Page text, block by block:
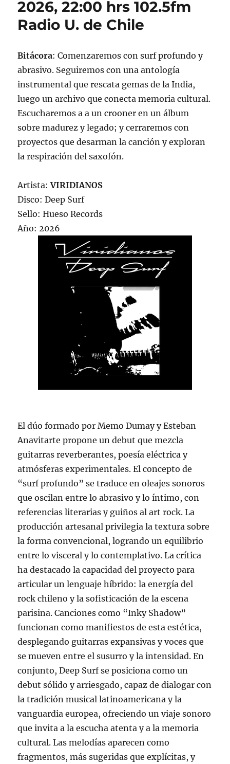
junio
2026, 22:00 hrs 102.5fm
Radio U. de Chile
Bitácora: Comenzaremos con surf profundo y
abrasivo. Seguiremos con una antología
instrumental que rescata gemas de la India,
luego un archivo que conecta memoria cultural.
Escucharemos a a un crooner en un álbum
sobre madurez y legado; y cerraremos con
proyectos que desarman la canción y exploran
la respiración del saxofón.
Artista:VIRIDIANOS
Disco: Deep Surf
Sello: Hueso Records
Año: 2026
El dúo formado por Memo Dumay y Esteban
Anavitarte propone un debut que mezcla
guitarras reverberantes, poesía eléctrica y
atmósferas experimentales. El concepto de
“surf profundo” se traduce en oleajes sonoros
que oscilan entre lo abrasivo y lo íntimo, con
referencias literarias y guiños al art rock. La
producción artesanal privilegia la textura sobre
la forma convencional, logrando un equilibrio
entre lo visceral y lo contemplativo. La crítica
ha destacado la capacidad del proyecto para
articular un lenguaje híbrido: la energía del
rock chileno y la sofisticación de la escena
parisina. Canciones como “Inky Shadow”
funcionan como manifiestos de esta estética,
desplegando guitarras expansivas y voces que
se mueven entre el susurro y la intensidad. En
conjunto, Deep Surf se posiciona como un
debut sólido y arriesgado, capaz de dialogar con
la tradición musical latinoamericana y la
vanguardia europea, ofreciendo un viaje sonoro
que invita a la escucha atenta y a la memoria
cultural. Las melodías aparecen como
fragmentos, más sugeridas que explícitas, y